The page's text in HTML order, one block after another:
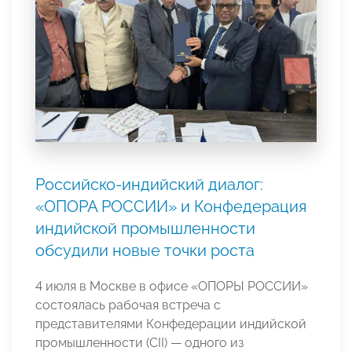
Российско-индийский диалог:
«ОПОРА РОССИИ» и Конфедерация
индийской промышленности
обсудили новые точки роста
4 июля в Москве в офисе «ОПОРЫ РОССИИ»
состоялась рабочая встреча с
представителями Конфедерации индийской
промышленности (CII) — одного из